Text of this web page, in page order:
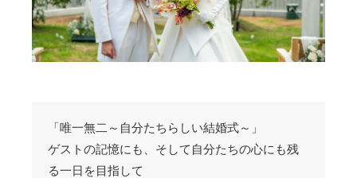
「唯一無二～自分たちらしい結婚式～」
ゲストの記憶にも、そして自分たちの心にも残
る一日を目指して